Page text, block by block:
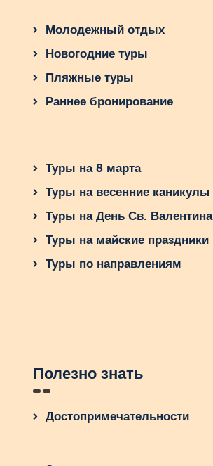
Молодежный отдых
Новогодние туры
Пляжные туры
Раннее бронирование
Туры на 8 марта
Туры на весенние каникулы
Туры на День Св. Валентина
Туры на майские праздники
Туры по направлениям
Полезно знать
Достопримечательности